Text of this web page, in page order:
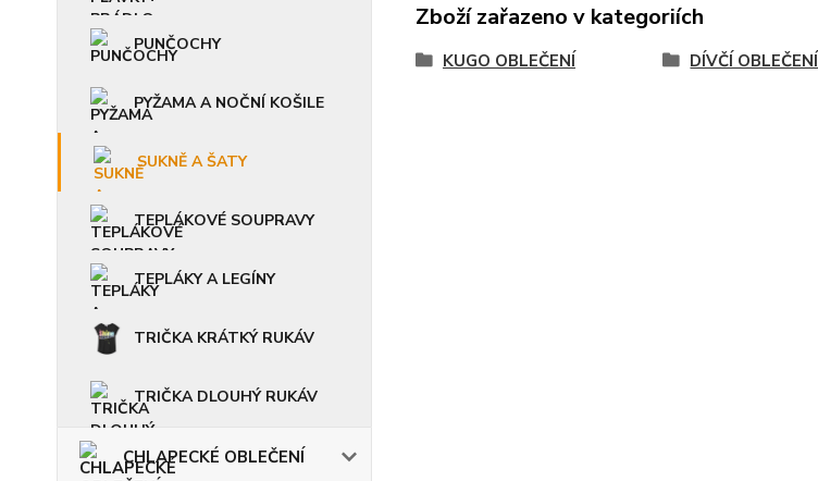
PUNČOCHY
PYŽAMA A NOČNÍ KOŠILE
SUKNĚ A ŠATY
TEPLÁKOVÉ SOUPRAVY
TEPLÁKY A LEGÍNY
TRIČKA KRÁTKÝ RUKÁV
TRIČKA DLOUHÝ RUKÁV
CHLAPECKÉ OBLEČENÍ
Zboží zařazeno v kategoriích
KUGO OBLEČENÍ DÍVČÍ OBLEČENÍ